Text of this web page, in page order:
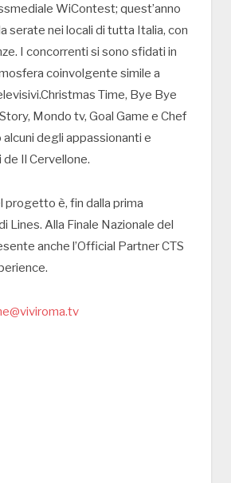
WiContest; quest’anno
serate nei locali di tutta Italia, con
I concorrenti si sono sfidati in
coinvolgente simile a
Time, Bye Bye
Mondo tv, Goal Game e Chef
alcuni degli appassionanti e
Il Cervellone.
progetto è, fin dalla prima
Lines. Alla Finale Nazionale del
anche l’Official Partner CTS